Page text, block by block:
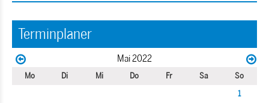
Terminplaner
Mai 2022
Mo Di Mi Do Fr Sa
So
1